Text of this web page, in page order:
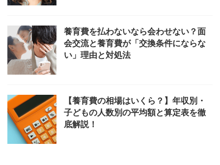
養育費を払わないなら会わせない？面
会交流と養育費が「交換条件にならな
い」理由と対処法
【養育費の相場はいくら？】年収別・
子どもの人数別の平均額と算定表を徹
底解説！